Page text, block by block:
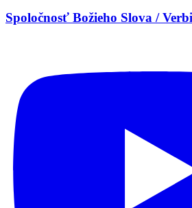
Spoločnosť Božieho Slova /